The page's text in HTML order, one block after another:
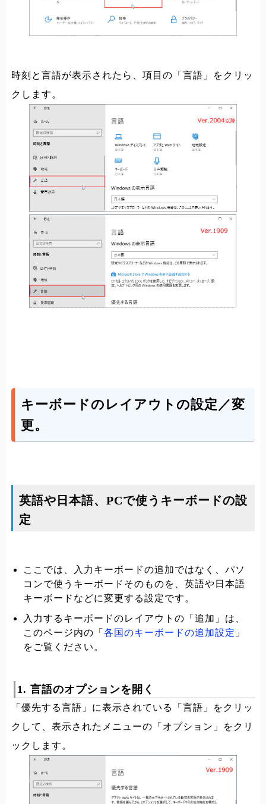
時刻と言語が表示されたら、項目の「言語」をクリッ
クします。
キーボードのレイアウトの設定／変
更。
英語や日本語、PCで使うキーボードの設
定
ここでは、入力キーボードの追加ではなく、パソ
コンで使うキーボードそのものを、英語や日本語
キーボードなどに変更する設定です。
入力するキーボードのレイアウトの「追加」は、
このページ内の「 各国のキーボードの追加設定 」
をご覧ください。
1. 言語のオプションを開く
「優先する言語」に表示されている「言語」をクリッ
クして、表示されたメニューの「オプション」をクリ
ックします。